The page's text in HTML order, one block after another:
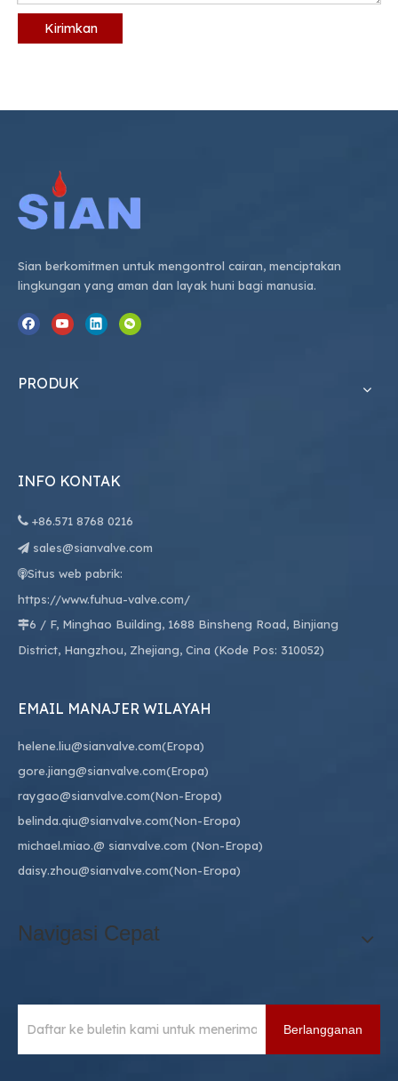
Kirimkan
Sian berkomitmen untuk mengontrol cairan, menciptakan
lingkungan yang aman dan layak huni bagi manusia.
PRODUK
INFO KONTAK
 +86.571 8768 0216
 sales@sianvalve.com
Situs web pabrik:
https://www.fuhua-valve.com/
6 / F, Minghao Building, 1688 Binsheng Road, Binjiang
District, Hangzhou, Zhejiang, Cina (Kode Pos: 310052)
EMAIL MANAJER WILAYAH
helene.liu@sianvalve.com(Eropa)
gore.jiang@sianvalve.com(Eropa)
raygao@sianvalve.com(Non-Eropa)
belinda.qiu@sianvalve.com(Non-Eropa)
michael.miao.@ sianvalve.com (Non-Eropa)
daisy.zhou@sianvalve.com(Non-Eropa)
Navigasi Cepat
Berlangganan